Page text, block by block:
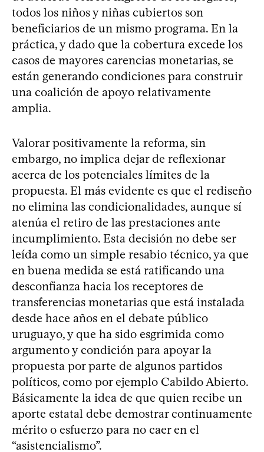
todos los niños y niñas cubiertos son
beneficiarios de un mismo programa. En la
práctica, y dado que la cobertura excede los
casos de mayores carencias monetarias, se
están generando condiciones para construir
una coalición de apoyo relativamente
amplia.
Valorar positivamente la reforma, sin
embargo, no implica dejar de reflexionar
acerca de los potenciales límites de la
propuesta. El más evidente es que el rediseño
no elimina las condicionalidades, aunque sí
atenúa el retiro de las prestaciones ante
incumplimiento. Esta decisión no debe ser
leída como un simple resabio técnico, ya que
en buena medida se está ratificando una
desconfianza hacia los receptores de
transferencias monetarias que está instalada
desde hace años en el debate público
uruguayo, y que ha sido esgrimida como
argumento y condición para apoyar la
propuesta por parte de algunos partidos
políticos, como por ejemplo Cabildo Abierto.
Básicamente la idea de que quien recibe un
aporte estatal debe demostrar continuamente
mérito o esfuerzo para no caer en el
“asistencialismo”.